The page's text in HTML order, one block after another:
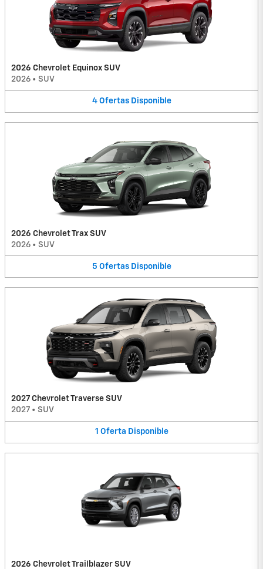
2026 Chevrolet Equinox SUV
2026 • SUV
4 Ofertas Disponible
2026 Chevrolet Trax SUV
2026 • SUV
5 Ofertas Disponible
2027 Chevrolet Traverse SUV
2027 • SUV
1 Oferta Disponible
2026 Chevrolet Trailblazer SUV